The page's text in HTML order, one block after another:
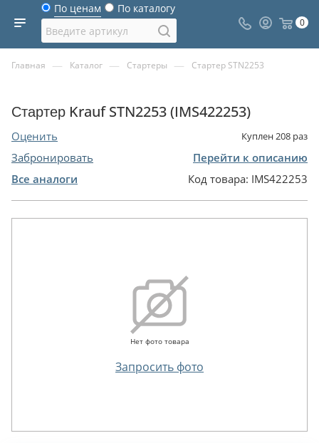
По ценам По каталогу
0
Главная — Каталог — Стартеры — Стартер STN2253
Стартер Krauf STN2253 (IMS422253)
Оценить Куплен208 раз
Забронировать
Перейти к описанию
Все аналоги
Код товара: IMS422253
Нет фото товара
Запросить фото